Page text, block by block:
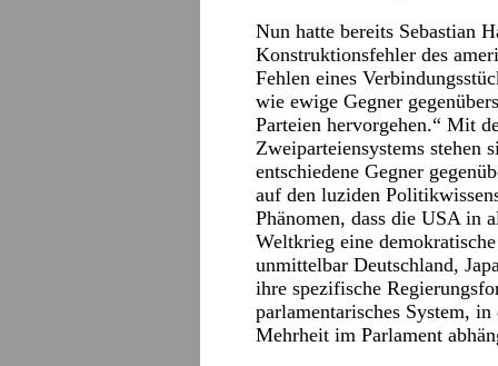
Nun hatte bereits Sebastian
Konstruktionsfehler des
Fehlen eines
wie ewige Gegner
Parteien hervorgehen.“ Mit
Zweiparteiensystems stehen
entschiedene Gegner
auf den luziden
Phänomen, dass die USA in
Weltkrieg eine
unmittelbar Deutschland,
ihre spezifische
parlamentarisches System,
Mehrheit im Parlament